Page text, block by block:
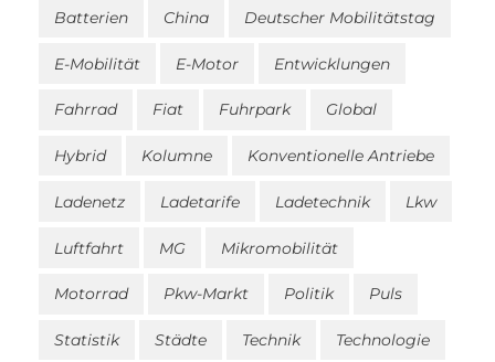
Batterien China Deutscher Mobilitätstag
E-Mobilität E-Motor Entwicklungen
Fahrrad Fiat Fuhrpark Global
Hybrid Kolumne Konventionelle Antriebe
Ladenetz Ladetarife Ladetechnik Lkw
Luftfahrt MG Mikromobilität
Motorrad Pkw-Markt Politik Puls
Statistik Städte Technik Technologie